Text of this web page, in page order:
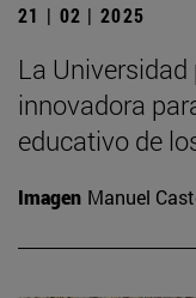
21 | 02 | 2025
La
innovadora
educativo de
Imagen Manuel